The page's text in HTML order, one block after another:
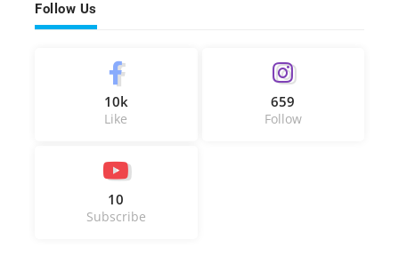
Follow Us
10k
Like
659
Follow
10
Subscribe